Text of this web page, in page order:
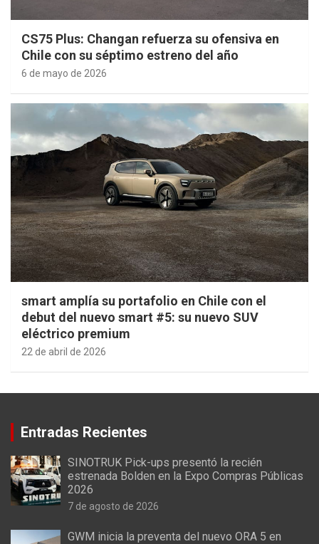
CS75 Plus: Changan refuerza su ofensiva en
Chile con su séptimo estreno del año
6 de mayo de 2026
smart amplía su portafolio en Chile con el
debut del nuevo smart #5: su nuevo SUV
eléctrico premium
22 de abril de 2026
Entradas Recientes
SINOTRUK Pick-ups presentó la recién
estrenada Bolden en la Expo Compras Públicas
2026
7 de agosto de 2026
GWM inicia la preventa del nuevo ORA 5 en